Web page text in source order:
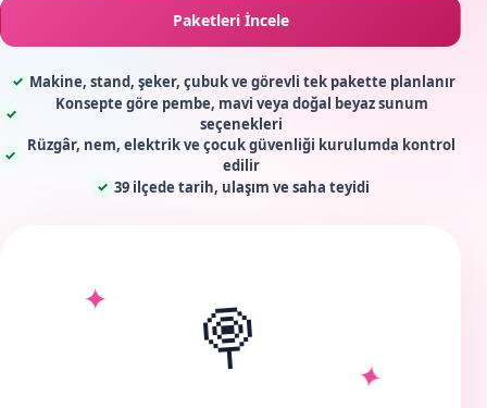
Paketleri İncele
✓ Makine, stand, şeker, çubuk ve görevli tek pakette planlanır
✓
Konsepte göre pembe, mavi veya doğal beyaz sunum
seçenekleri
✓
Rüzgâr, nem, elektrik ve çocuk güvenliği kurulumda kontrol
edilir
✓ 39 ilçede tarih, ulaşım ve saha teyidi
🍭
✦
✦